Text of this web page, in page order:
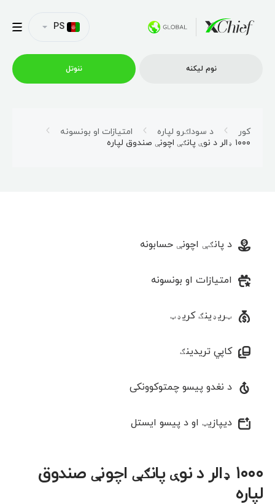
همکاري
PS
نوم لیکنه ننوتل
کور د سوداګرو لپاره
امتیازات او بونسونه
۱۰۰۰ ډالر د نوې پانګې اچونې صندوق لپاره
د پانګې اچونې حسابونه
امتیازات او بونسونه
ټریډینګ کریډټ
کاپي تریدینګ
د نغدو پیسو چمتوکوونکی
دیپازیټ او د پیسو ایستل
۱۰۰۰ ډالر د نوې پانګې اچونې صندوق
لپاره